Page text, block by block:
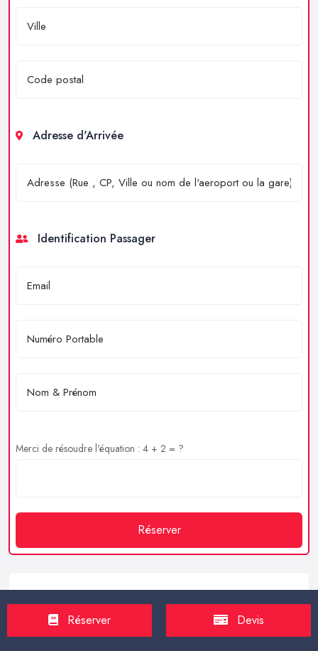
Adresse d'Arrivée
Identification Passager
Merci de résoudre l'équation : 4 + 2 = ?
Réserver
Service client
https://proxilive.fr
Réserver Devis